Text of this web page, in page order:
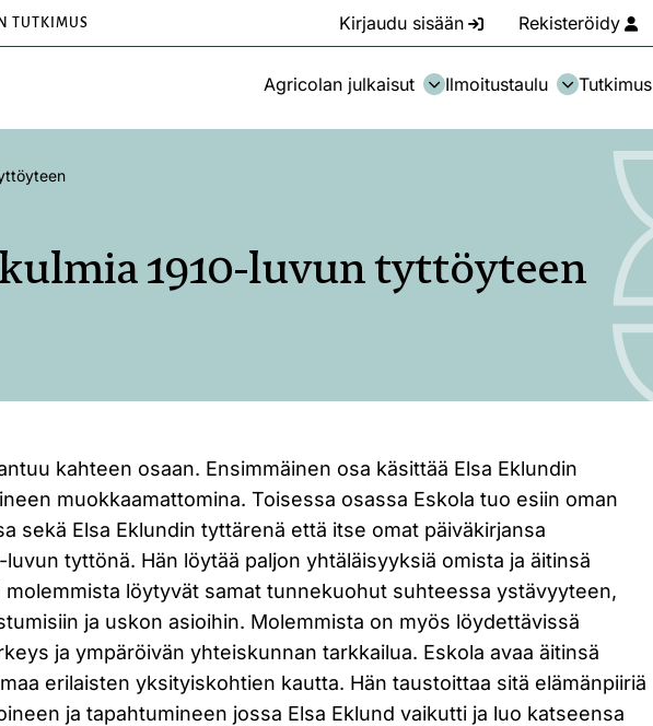
TUTKIMUS Kirjaudu sisään Rekisteröidy
Agricolan julkaisut Ilmoitustaulu Tutkimus
1910-luvun tyttöyteen
kahteen osaan. Ensimmäinen osa käsittää Elsa Eklundin
muokkaamattomina. Toisessa osassa Eskola tuo esiin oman
sekä Elsa Eklundin tyttärenä että itse omat päiväkirjansa
luvun tyttönä. Hän löytää paljon yhtäläisyyksiä omista ja äitinsä
molemmista löytyvät samat tunnekuohut suhteessa ystävyyteen,
ja uskon asioihin. Molemmista on myös löydettävissä
ja ympäröivän yhteiskunnan tarkkailua. Eskola avaa äitinsä
erilaisten yksityiskohtien kautta. Hän taustoittaa sitä elämänpiiriä
ja tapahtumineen jossa Elsa Eklund vaikutti ja luo katseensa